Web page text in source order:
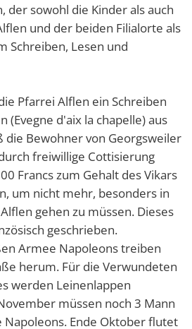
der sowohl die Kinder als auch
und der beiden Filialorte als
Schreiben, Lesen und
Pfarrei Alflen ein Schreiben
(Evegne d'aix la chapelle) aus
die Bewohner von Georgsweiler
freiwillige Cottisierung
Francs zum Gehalt des Vikars
um nicht mehr, besonders in
gehen zu müssen. Dieses
geschrieben.
Armee Napoleons treiben
herum. Für die Verwundeten
werden Leinenlappen
müssen noch 3 Mann
Napoleons. Ende Oktober flutet